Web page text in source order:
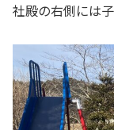
社殿の右側には